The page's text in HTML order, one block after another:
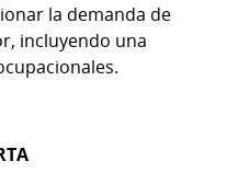
la demanda de
incluyendo una